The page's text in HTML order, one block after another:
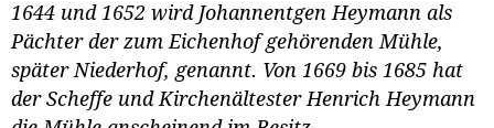
1644 und 1652 wird Johannentgen Heymann als
Pächter der zum Eichenhof gehörenden Mühle,
später Niederhof, genannt. Von 1669 bis 1685 hat
der Scheffe und Kirchenältester Henrich Heymann